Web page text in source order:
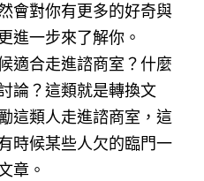
會對你有更多的好奇與
進一步來了解你。
適合走進諮商室？什麼
論？這類就是轉換文
這類人走進諮商室，這
時候某些人欠的臨門一
章。